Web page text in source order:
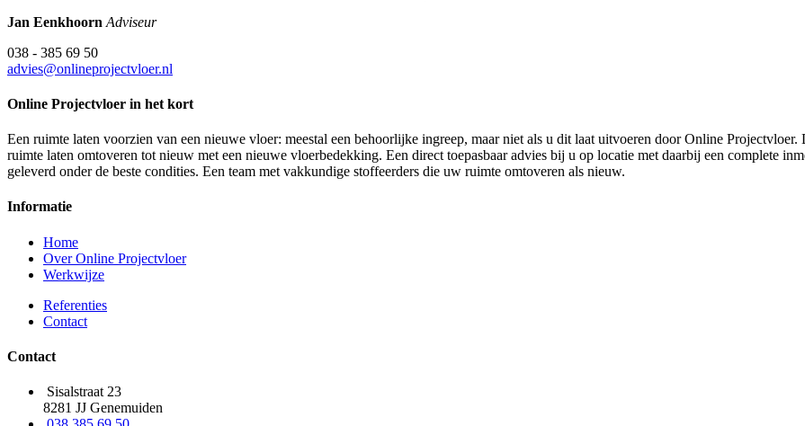
Jan Eenkhoorn Adviseur
038 - 385 69 50
advies@onlineprojectvloer.nl
Online Projectvloer in het kort
Een ruimte laten voorzien van een nieuwe vloer: meestal een behoorlijke ingreep, maar niet als u dit laat uitvoeren door Online
ruimte laten omtoveren tot nieuw met een nieuwe vloerbedekking. Een direct toepasbaar advies bij u op locatie met daarbij een complete
geleverd onder de beste condities. Een team met vakkundige stoffeerders die uw ruimte omtoveren als nieuw.
Informatie
Home
Over Online Projectvloer
Werkwijze
Referenties
Contact
Contact
Sisalstraat 23
8281 JJ Genemuiden